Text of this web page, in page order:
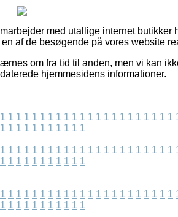
med utallige internet butikker
af de besøgende på vores website
om fra tid til anden, men vi kan
hjemmesidens informationer.
1 1 1 1 1 1 1 1 1 1 1 1 1 1 1 1 1 1 1 1 1 1
1 1 1 1 1 1 1 1 1 1 1
1 1 1 1 1 1 1 1 1 1 1 1 1 1 1 1 1 1 1 1 1 1
1 1 1 1 1 1 1 1 1 1 1
1 1 1 1 1 1 1 1 1 1 1 1 1 1 1 1 1 1 1 1 1 1
1 1 1 1 1 1 1 1 1 1 1